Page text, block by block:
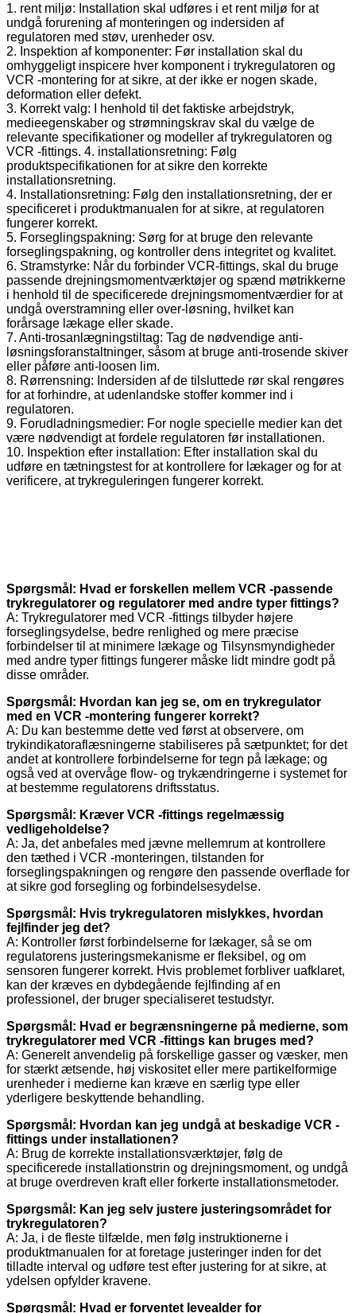
1. rent miljø: Installation skal udføres i et rent miljø for at
undgå forurening af monteringen og indersiden af ​​
regulatoren med støv, urenheder osv.
2. Inspektion af komponenter: Før installation skal du
omhyggeligt inspicere hver komponent i trykregulatoren og
VCR -montering for at sikre, at der ikke er nogen skade,
deformation eller defekt.
3. Korrekt valg: I henhold til det faktiske arbejdstryk,
medieegenskaber og strømningskrav skal du vælge de
relevante specifikationer og modeller af trykregulatoren og
VCR -fittings. 4. installationsretning: Følg
produktspecifikationen for at sikre den korrekte
installationsretning.
4. Installationsretning: Følg den installationsretning, der er
specificeret i produktmanualen for at sikre, at regulatoren
fungerer korrekt.
5. Forseglingspakning: Sørg for at bruge den relevante
forseglingspakning, og kontroller dens integritet og kvalitet.
6. Stramstyrke: Når du forbinder VCR-fittings, skal du bruge
passende drejningsmomentværktøjer og spænd møtrikkerne
i henhold til de specificerede drejningsmomentværdier for at
undgå overstramning eller over-løsning, hvilket kan
forårsage lækage eller skade.
7. Anti-trosanlægningstiltag: Tag de nødvendige anti-
løsningsforanstaltninger, såsom at bruge anti-trosende skiver
eller påføre anti-loosen lim.
8. Rørrensning: Indersiden af ​​de tilsluttede rør skal rengøres
for at forhindre, at udenlandske stoffer kommer ind i
regulatoren.
9. Forudladningsmedier: For nogle specielle medier kan det
være nødvendigt at fordele regulatoren før installationen.
10. Inspektion efter installation: Efter installation skal du
udføre en tætningstest for at kontrollere for lækager og for at
verificere, at trykreguleringen fungerer korrekt.
Spørgsmål: Hvad er forskellen mellem VCR -passende
trykregulatorer og regulatorer med andre typer fittings?
A: Trykregulatorer med VCR -fittings tilbyder højere
forseglingsydelse, bedre renlighed og mere præcise
forbindelser til at minimere lækage og Tilsynsmyndigheder
med andre typer fittings fungerer måske lidt mindre godt på
disse områder.
Spørgsmål: Hvordan kan jeg se, om en trykregulator
med en VCR -montering fungerer korrekt?
A: Du kan bestemme dette ved først at observere, om
trykindikatoraflæsningerne stabiliseres på sætpunktet; for det
andet at kontrollere forbindelserne for tegn på lækage; og
også ved at overvåge flow- og trykændringerne i systemet for
at bestemme regulatorens driftsstatus.
Spørgsmål: Kræver VCR -fittings regelmæssig
vedligeholdelse?
A: Ja, det anbefales med jævne mellemrum at kontrollere
den tæthed i VCR -monteringen, tilstanden for
forseglingspakningen og rengøre den passende overflade for
at sikre god forsegling og forbindelsesydelse.
Spørgsmål: Hvis trykregulatoren mislykkes, hvordan
fejlfinder jeg det?
A: Kontroller først forbindelserne for lækager, så se om
regulatorens justeringsmekanisme er fleksibel, og om
sensoren fungerer korrekt. Hvis problemet forbliver uafklaret,
kan der kræves en dybdegående fejlfinding af en
professionel, der bruger specialiseret testudstyr.
Spørgsmål: Hvad er begrænsningerne på medierne, som
trykregulatorer med VCR -fittings kan bruges med?
A: Generelt anvendelig på forskellige gasser og væsker, men
for stærkt ætsende, høj viskositet eller mere partikelformige
urenheder i medierne kan kræve en særlig type eller
yderligere beskyttende behandling.
Spørgsmål: Hvordan kan jeg undgå at beskadige VCR -
fittings under installationen?
A: Brug de korrekte installationsværktøjer, følg de
specificerede installationstrin og drejningsmoment, og undgå
at bruge overdreven kraft eller forkerte installationsmetoder.
Spørgsmål: Kan jeg selv justere justeringsområdet for
trykregulatoren?
A: Ja, i de fleste tilfælde, men følg instruktionerne i
produktmanualen for at foretage justeringer inden for det
tilladte interval og udføre test efter justering for at sikre, at
ydelsen opfylder kravene.
Spørgsmål: Hvad er forventet levealder for